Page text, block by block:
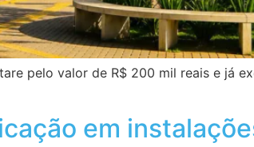
pelo valor de R$ 200 mil reais e já
em